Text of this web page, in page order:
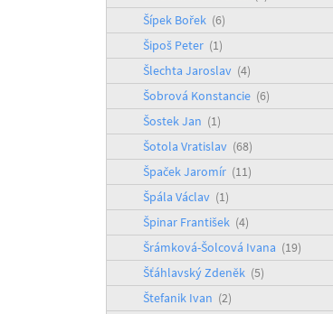
Šípek Bořek (6)
Šipoš Peter (1)
Šlechta Jaroslav (4)
Šobrová Konstancie (6)
Šostek Jan (1)
Šotola Vratislav (68)
Špaček Jaromír (11)
Špála Václav (1)
Špinar František (4)
Šrámková-Šolcová Ivana (19)
Šťáhlavský Zdeněk (5)
Štefanik Ivan (2)